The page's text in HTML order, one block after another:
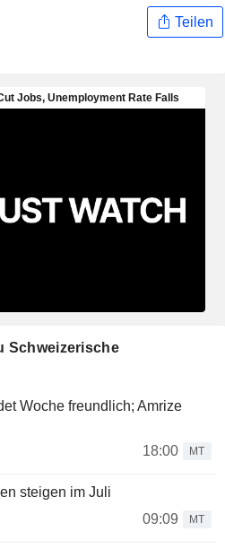
Teilen
Schweizerische
Woche freundlich; Amrize
18:00
MT
steigen im Juli
09:09
MT